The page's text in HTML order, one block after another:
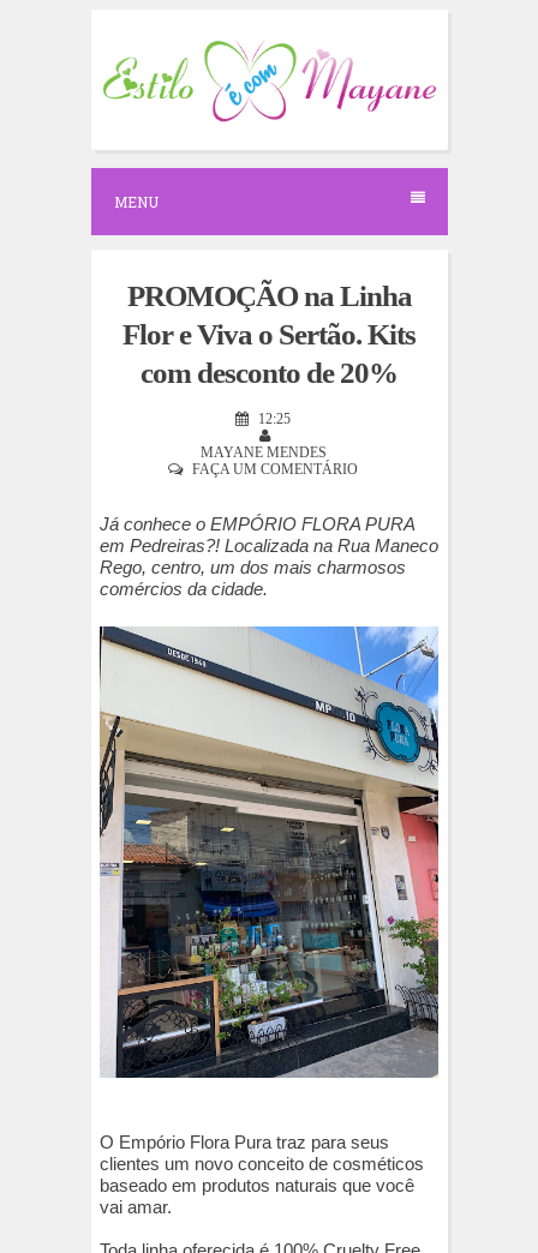
c
o
e
MENU
PROMOÇÃO na Linha
Flor e Viva o Sertão. Kits
com desconto de 20%
12:25
MAYANE MENDES
FAÇA UM COMENTÁRIO
Já conhece o EMPÓRIO FLORA PURA
em Pedreiras?! Localizada na Rua Maneco
Rego, centro, um dos mais charmosos
comércios da cidade.
O Empório Flora Pura traz para seus
clientes um novo conceito de cosméticos
baseado em produtos naturais que você
vai amar.